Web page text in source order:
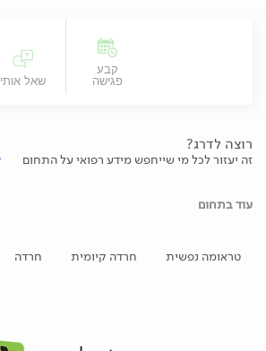
קבע
פגישה
שאל אותי
רוצה לדרג?
זה יעזור לכל מי שייחפש מידע רפואי על התחום
עוד בתחום
טראומה נפשית חרדה קיומית חרדה